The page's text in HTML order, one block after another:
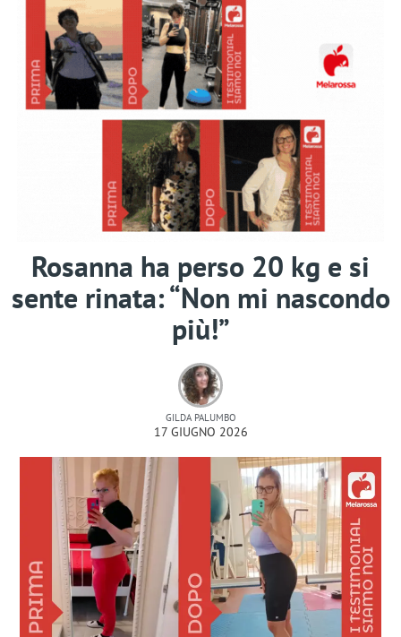
Rosanna ha perso 20 kg e si
sente rinata: “Non mi nascondo
più!”
GILDA PALUMBO
17 GIUGNO 2026